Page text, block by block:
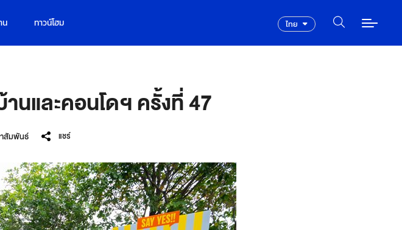
น ทาวน์โฮม ไทย
นและคอนโดฯ ครั้งที่ 47
สัมพันธ์ แชร์